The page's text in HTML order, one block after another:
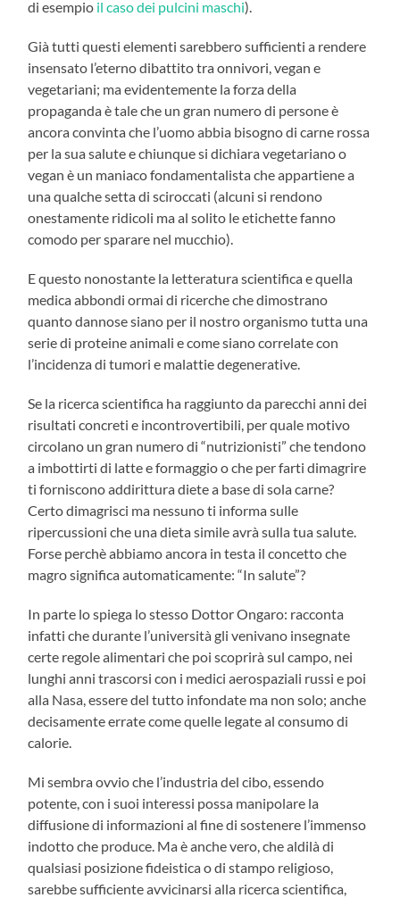
di esempio il caso dei pulcini maschi).
Già tutti questi elementi sarebbero sufficienti a rendere
insensato l’eterno dibattito tra onnivori, vegan e
vegetariani; ma evidentemente la forza della
propaganda è tale che un gran numero di persone è
ancora convinta che l’uomo abbia bisogno di carne rossa
per la sua salute e chiunque si dichiara vegetariano o
vegan è un maniaco fondamentalista che appartiene a
una qualche setta di sciroccati (alcuni si rendono
onestamente ridicoli ma al solito le etichette fanno
comodo per sparare nel mucchio).
E questo nonostante la letteratura scientifica e quella
medica abbondi ormai di ricerche che dimostrano
quanto dannose siano per il nostro organismo tutta una
serie di proteine animali e come siano correlate con
l’incidenza di tumori e malattie degenerative.
Se la ricerca scientifica ha raggiunto da parecchi anni dei
risultati concreti e incontrovertibili, per quale motivo
circolano un gran numero di “nutrizionisti” che tendono
a imbottirti di latte e formaggio o che per farti dimagrire
ti forniscono addirittura diete a base di sola carne?
Certo dimagrisci ma nessuno ti informa sulle
ripercussioni che una dieta simile avrà sulla tua salute.
Forse perchè abbiamo ancora in testa il concetto che
magro significa automaticamente: “In salute”?
In parte lo spiega lo stesso Dottor Ongaro: racconta
infatti che durante l’università gli venivano insegnate
certe regole alimentari che poi scoprirà sul campo, nei
lunghi anni trascorsi con i medici aerospaziali russi e poi
alla Nasa, essere del tutto infondate ma non solo; anche
decisamente errate come quelle legate al consumo di
calorie.
Mi sembra ovvio che l’industria del cibo, essendo
potente, con i suoi interessi possa manipolare la
diffusione di informazioni al fine di sostenere l’immenso
indotto che produce. Ma è anche vero, che aldilà di
qualsiasi posizione fideistica o di stampo religioso,
sarebbe sufficiente avvicinarsi alla ricerca scientifica,